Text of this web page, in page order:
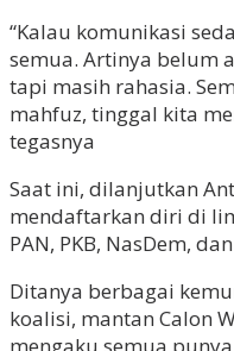
“Kalau komunikasi
semua. Artinya belum
tapi masih rahasia.
mahfuz, tinggal kita
tegasnya
Saat ini, dilanjutkan
mendaftarkan diri di
PAN, PKB, NasDem, dan
Ditanya berbagai
koalisi, mantan Calon